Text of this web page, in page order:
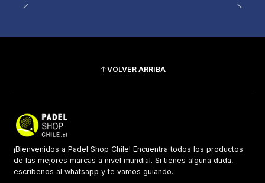
VOLVER ARRIBA
¡Bienvenidos a Padel Shop Chile! Encuentra todos los productos
de las mejores marcas a nivel mundial. Si tienes alguna duda,
escríbenos al whatsapp y te vamos guiando.